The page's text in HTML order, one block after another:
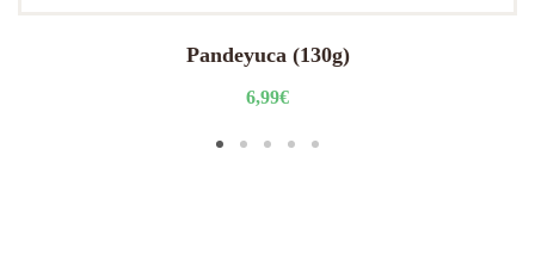
Pandeyuca (130g)
6,99€